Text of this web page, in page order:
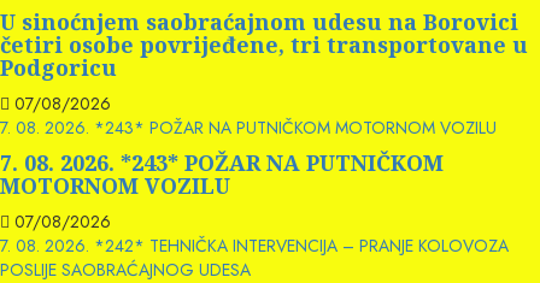
U sinoćnjem saobraćajnom udesu na Borovici
četiri osobe povrijeđene, tri transportovane u
Podgoricu
07/08/2026
7. 08. 2026. *243* POŽAR NA PUTNIČKOM MOTORNOM VOZILU
7. 08. 2026. *243* POŽAR NA PUTNIČKOM
MOTORNOM VOZILU
07/08/2026
7. 08. 2026. *242* TEHNIČKA INTERVENCIJA – PRANJE KOLOVOZA
POSLIJE SAOBRAĆAJNOG UDESA